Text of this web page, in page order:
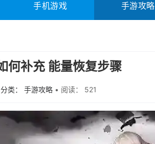
未分类 综合其它
手机游戏 手游攻略
何补充 能量恢复步骤
分类： 手游攻略 • 阅读： 521